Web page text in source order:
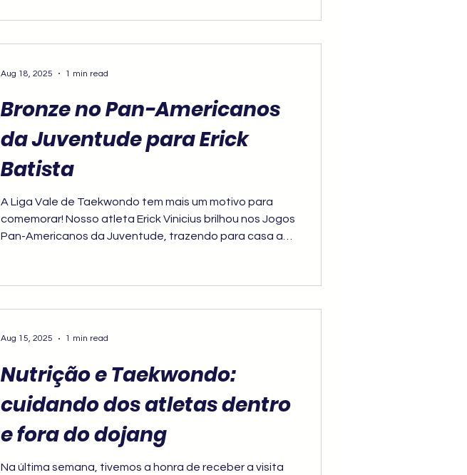
Bronze no Pan-Americanos
da Juventude para Erick
Batista
A Liga Vale de Taekwondo tem mais um motivo para
comemorar! Nosso atleta Erick Vinicius brilhou nos Jogos
Pan-Americanos da Juventude, trazendo para casa a
Aug 18, 2025 1 min read
Nutrição e Taekwondo:
cuidando dos atletas dentro
e fora do dojang
Na última semana, tivemos a honra de receber a visita
Aug 15, 2025 1 min read